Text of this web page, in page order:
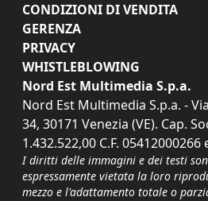
CONDIZIONI DI VENDITA
GERENZA
PRIVACY
WHISTLEBLOWING
Nord Est Multimedia S.p.a.
Nord Est Multimedia S.p.a. -
34, 30171 Venezia (VE). Cap.
1.432.522,00 C.F. 05412000266
I diritti delle immagini e dei testi
espressamente vietata la loro
mezzo e l'adattamento totale o